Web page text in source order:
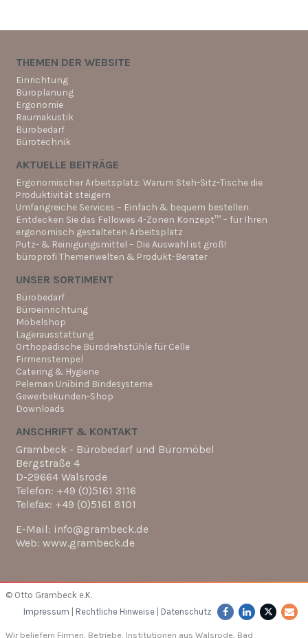
THEMEN DER WEBSITE
Einrichtung
Büroplanung
Ergonomie
Raumakustik
Bürobedarf
Bürotechnik
AKTUELLE BEITRÄGE
Ergonomischer Arbeitsplatz: Warum Steh-Sitz-Tische die
Produktivität steigern
Umfangreiche Services – Einfach & bequem bestellen.
Entdecken Sie das Fellowes 4-Zonen Konzept™ – für Ihren
ergonomisch gestalteten Arbeitsplatz
Putz- & Reinigungsmittel – Die Auswahl ist groß!
büroprofi Themenwelten & Produkt-Berater
UNSER SORTIMENT
Bürobedarf
Büroeinrichtung
Möbelshop
Lagerausstattung
Orthopädische Bürodrehstühle für Celle
Firmenstempel
Catering & Hygiene
Peleman Unibind Bindesysteme
Gewerbekunden-Shop
Downloads
ANSCHRIFT & KONTAKT
Grambeck - Bürobedarf und Büromöbel
Bergstraße 4
D-29664 Walsrode
Telefon: +49 (0)5161 3116
Telefax: +49 (0)5161 8101
E-Mail: info@grambeck.de
Web: www.grambeck.de
© Otto Grambeck e.K.
Impressum
Rechtliche Hinweise Datenschutz
Wir beliefern Firmen, Betriebe, Institutionen aus Walsrode, Bad